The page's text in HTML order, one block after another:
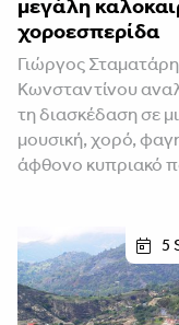
μεγάλη
χοροεσπερίδα
Γιώργος
Κωνσταντίνου
τη διασκέδαση σε
μουσική, χορό,
άφθονο κυπριακό
5